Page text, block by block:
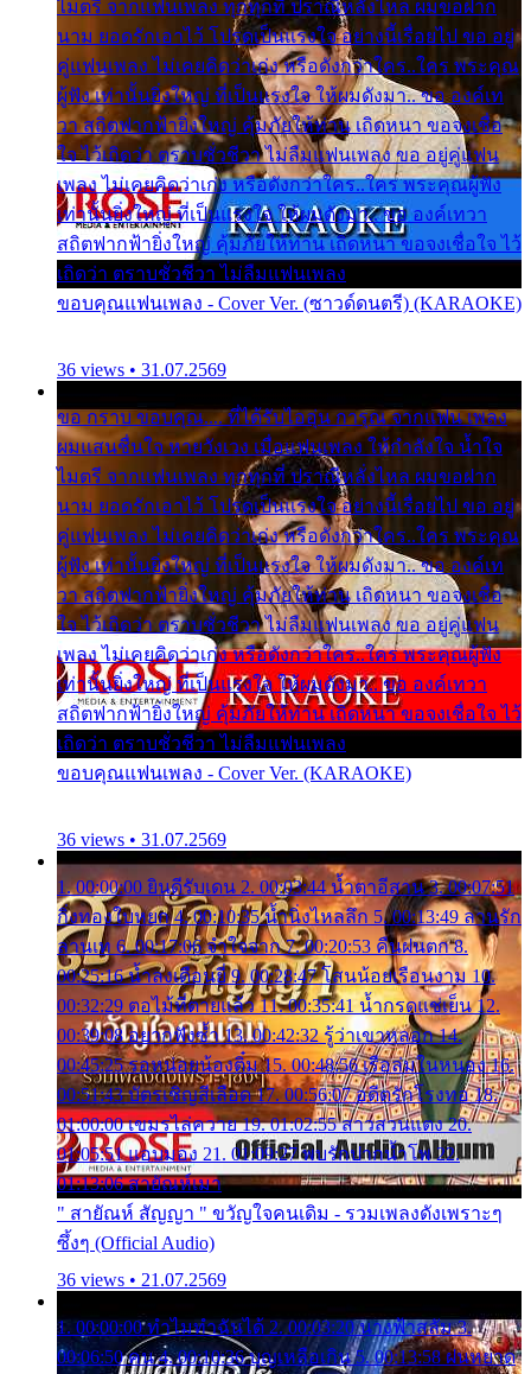
ไมตรี จากแฟนเพลง ทุกทุกที่ ปราณีหลั่งไหล ผมขอฝาก
นาม ยอดรักเอาไว้ โปรดเป็นแรงใจ อย่างนี้เรื่อยไป ขอ อยู่
คู่แฟนเพลง ไม่เคยคิดว่าเก่ง หรือดังกว่าใคร..ใคร พระคุณ
ผู้ฟัง เท่านั้นยิ่งใหญ่ ที่เป็นแรงใจ ให้ผมดังมา.. ขอ องค์เท
วา สถิตฟากฟ้ายิ่งใหญ่ คุ้มภัยให้ท่าน เถิดหนา ขอจงเชื่อ
ใจ ไว้เถิดว่า ตราบชั่วชีวา ไม่ลืมแฟนเพลง ขอ อยู่คู่แฟน
เพลง ไม่เคยคิดว่าเก่ง หรือดังกว่าใคร..ใคร พระคุณผู้ฟัง
เท่านั้นยิ่งใหญ่ ที่เป็นแรงใจ ให้ผมดังมา.. ขอ องค์เทวา
สถิตฟากฟ้ายิ่งใหญ่ คุ้มภัยให้ท่าน เถิดหนา ขอจงเชื่อใจ ไว้
เถิดว่า ตราบชั่วชีวา ไม่ลืมแฟนเพลง
ขอบคุณแฟนเพลง - Cover Ver. (ซาวด์ดนตรี) (KARAOKE)
36 views • 31.07.2569
ขอ กราบ ขอบคุณ.... ที่ได้รับไออุ่น การุณ จากแฟน เพลง
ผมแสนชื่นใจ หายวังเวง เมื่อแฟนเพลง ให้กำลังใจ น้ำใจ
ไมตรี จากแฟนเพลง ทุกทุกที่ ปราณีหลั่งไหล ผมขอฝาก
นาม ยอดรักเอาไว้ โปรดเป็นแรงใจ อย่างนี้เรื่อยไป ขอ อยู่
คู่แฟนเพลง ไม่เคยคิดว่าเก่ง หรือดังกว่าใคร..ใคร พระคุณ
ผู้ฟัง เท่านั้นยิ่งใหญ่ ที่เป็นแรงใจ ให้ผมดังมา.. ขอ องค์เท
วา สถิตฟากฟ้ายิ่งใหญ่ คุ้มภัยให้ท่าน เถิดหนา ขอจงเชื่อ
ใจ ไว้เถิดว่า ตราบชั่วชีวา ไม่ลืมแฟนเพลง ขอ อยู่คู่แฟน
เพลง ไม่เคยคิดว่าเก่ง หรือดังกว่าใคร..ใคร พระคุณผู้ฟัง
เท่านั้นยิ่งใหญ่ ที่เป็นแรงใจ ให้ผมดังมา.. ขอ องค์เทวา
สถิตฟากฟ้ายิ่งใหญ่ คุ้มภัยให้ท่าน เถิดหนา ขอจงเชื่อใจ ไว้
เถิดว่า ตราบชั่วชีวา ไม่ลืมแฟนเพลง
ขอบคุณแฟนเพลง - Cover Ver. (KARAOKE)
36 views • 31.07.2569
1. 00:00:00 ยินดีรับเดน 2. 00:03:44 น้ำตาอีสาน 3. 00:07:51
กิ่งทองใบหยก 4. 00:10:35 น้ำนิ่งไหลลึก 5. 00:13:49 ลานรัก
ลานเท 6. 00:17:06 จำใจจาก 7. 00:20:53 คืนฝนตก 8.
00:25:16 น้ำลงเดือนยี่ 9. 00:28:47 โสนน้อยเรือนงาม 10.
00:32:29 ตอไม้ที่ตายแล้ว 11. 00:35:41 น้ำกรดแช่เย็น 12.
00:39:08 อยากฟังซ้ำ 13. 00:42:32 รู้ว่าเขาหลอก 14.
00:45:25 รอหน่อยน้องติ๋ม 15. 00:48:56 เรือล่มในหนอง 16.
00:51:43 บัตรเชิญสีเลือด 17. 00:56:07 อดีตรักโรงทอ 18.
01:00:00 เขมรไล่ควาย 19. 01:02:55 สาวสวนแตง 20.
01:05:51 แอบมอง 21. 01:09:27 พบรักปากน้ำโพ 22.
01:13:06 สายัณห์เมา
" สายัณห์ สัญญา " ขวัญใจคนเดิม - รวมเพลงดังเพราะๆ
ซึ้งๆ (Official Audio)
36 views • 21.07.2569
1. 00:00:00 ทำไมทำฉันได้ 2. 00:03:20 นางฟ้าสลัม 3.
00:06:50 คน 4. 00:10:36 บุญเหลือเกิน 5. 00:13:58 ฝนหยาด